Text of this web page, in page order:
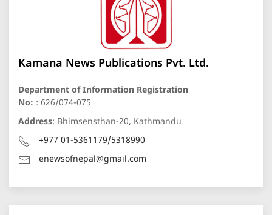
Kamana News Publications Pvt. Ltd.
Department of Information Registration
No: : 626/074-075
Address: Bhimsensthan-20, Kathmandu
+977 01-5361179/5318990
enewsofnepal@gmail.com